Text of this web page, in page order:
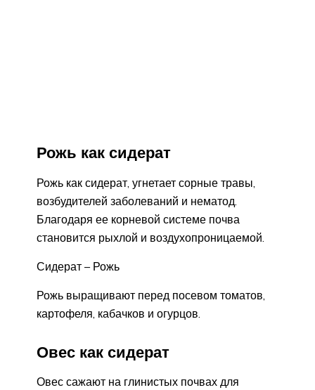
Рожь как сидерат
Рожь как сидерат, угнетает сорные травы,
возбудителей заболеваний и нематод.
Благодаря ее корневой системе почва
становится рыхлой и воздухопроницаемой.
Сидерат – Рожь
Рожь выращивают перед посевом томатов,
картофеля, кабачков и огурцов.
Овес как сидерат
Овес сажают на глинистых почвах для